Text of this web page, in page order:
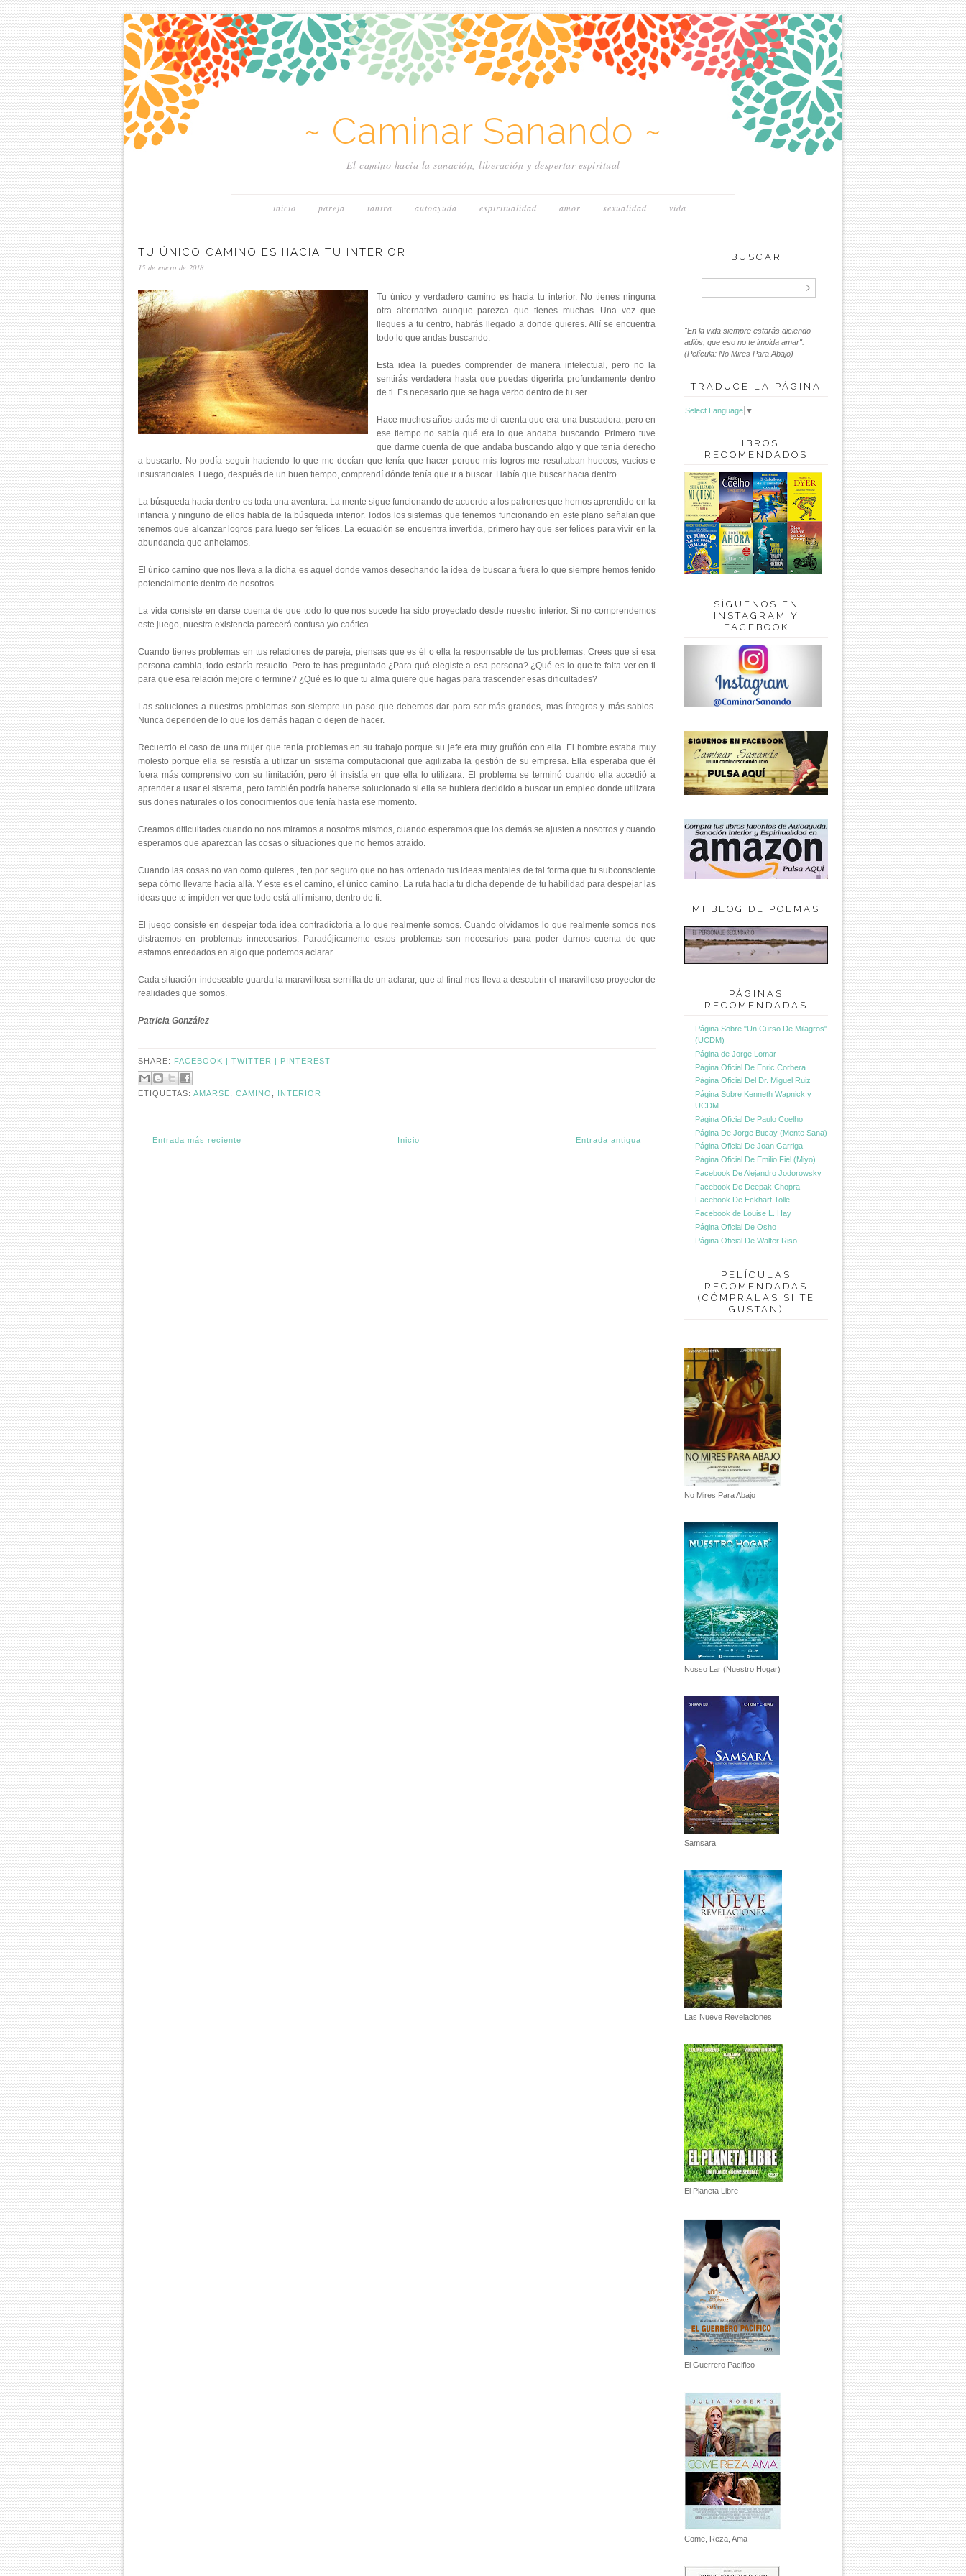
~ Caminar Sanando ~
El camino hacia la sanación, liberación y despertar espiritual
inicio pareja tantra autoayuda espiritualidad amor sexualidad vida
TU ÚNICO CAMINO ES HACIA TU INTERIOR
15 de enero de 2018
Tu único y verdadero camino es hacia tu interior. No tienes ninguna
otra alternativa aunque parezca que tienes muchas. Una vez que
llegues a tu centro, habrás llegado a donde quieres. Allí se encuentra
todo lo que andas buscando.
Esta idea la puedes comprender de manera intelectual, pero no la
sentirás verdadera hasta que puedas digerirla profundamente dentro
de ti. Es necesario que se haga verbo dentro de tu ser.
Hace muchos años atrás me di cuenta que era una buscadora, pero en
ese tiempo no sabía qué era lo que andaba buscando. Primero tuve
que darme cuenta de que andaba buscando algo y que tenía derecho
a buscarlo. No podía seguir haciendo lo que me decían que tenía que hacer porque mis logros me resultaban huecos, vacios e
insustanciales. Luego, después de un buen tiempo, comprendí dónde tenía que ir a buscar. Había que buscar hacia dentro.
La búsqueda hacia dentro es toda una aventura. La mente sigue funcionando de acuerdo a los patrones que hemos aprendido en la
infancia y ninguno de ellos habla de la búsqueda interior. Todos los sistemas que tenemos funcionando en este plano señalan que
tenemos que alcanzar logros para luego ser felices. La ecuación se encuentra invertida, primero hay que ser felices para vivir en la
abundancia que anhelamos.
El único camino que nos lleva a la dicha es aquel donde vamos desechando la idea de buscar a fuera lo que siempre hemos tenido
potencialmente dentro de nosotros.
La vida consiste en darse cuenta de que todo lo que nos sucede ha sido proyectado desde nuestro interior. Si no comprendemos
este juego, nuestra existencia parecerá confusa y/o caótica.
Cuando tienes problemas en tus relaciones de pareja, piensas que es él o ella la responsable de tus problemas. Crees que si esa
persona cambia, todo estaría resuelto. Pero te has preguntado ¿Para qué elegiste a esa persona? ¿Qué es lo que te falta ver en ti
para que esa relación mejore o termine? ¿Qué es lo que tu alma quiere que hagas para trascender esas dificultades?
Las soluciones a nuestros problemas son siempre un paso que debemos dar para ser más grandes, mas íntegros y más sabios.
Nunca dependen de lo que los demás hagan o dejen de hacer.
Recuerdo el caso de una mujer que tenía problemas en su trabajo porque su jefe era muy gruñón con ella. El hombre estaba muy
molesto porque ella se resistía a utilizar un sistema computacional que agilizaba la gestión de su empresa. Ella esperaba que él
fuera más comprensivo con su limitación, pero él insistía en que ella lo utilizara. El problema se terminó cuando ella accedió a
aprender a usar el sistema, pero también podría haberse solucionado si ella se hubiera decidido a buscar un empleo donde utilizara
sus dones naturales o los conocimientos que tenía hasta ese momento.
Creamos dificultades cuando no nos miramos a nosotros mismos, cuando esperamos que los demás se ajusten a nosotros y cuando
esperamos que aparezcan las cosas o situaciones que no hemos atraído.
Cuando las cosas no van como quieres , ten por seguro que no has ordenado tus ideas mentales de tal forma que tu subconsciente
sepa cómo llevarte hacia allá. Y este es el camino, el único camino. La ruta hacia tu dicha depende de tu habilidad para despejar las
ideas que te impiden ver que todo está allí mismo, dentro de ti.
El juego consiste en despejar toda idea contradictoria a lo que realmente somos. Cuando olvidamos lo que realmente somos nos
distraemos en problemas innecesarios. Paradójicamente estos problemas son necesarios para poder darnos cuenta de que
estamos enredados en algo que podemos aclarar.
Cada situación indeseable guarda la maravillosa semilla de un aclarar, que al final nos lleva a descubrir el maravilloso proyector de
realidades que somos.
Patricia González
SHARE: FACEBOOK | TWITTER | PINTEREST
ETIQUETAS: AMARSE CAMINO INTERIOR
Entrada más reciente Entrada antigua
Inicio
BUSCAR
"En la vida siempre estarás diciendo
adiós, que eso no te impida amar".
(Película: No Mires Para Abajo)
TRADUCE LA PÁGINA
Select Language ▼
LIBROS
RECOMENDADOS
SÍGUENOS EN
INSTAGRAM Y
FACEBOOK
MI BLOG DE POEMAS
PÁGINAS
RECOMENDADAS
Página Sobre "Un Curso De Milagros"
(UCDM)
Página de Jorge Lomar
Página Oficial De Enric Corbera
Página Oficial Del Dr. Miguel Ruiz
Página Sobre Kenneth Wapnick y
UCDM
Página Oficial De Paulo Coelho
Página De Jorge Bucay (Mente Sana)
Página Oficial De Joan Garriga
Página Oficial De Emilio Fiel (Miyo)
Facebook De Alejandro Jodorowsky
Facebook De Deepak Chopra
Facebook De Eckhart Tolle
Facebook de Louise L. Hay
Página Oficial De Osho
Página Oficial De Walter Riso
PELÍCULAS
RECOMENDADAS
(CÓMPRALAS SI TE
GUSTAN)
No Mires Para Abajo
Nosso Lar (Nuestro Hogar)
Samsara
Las Nueve Revelaciones
El Planeta Libre
El Guerrero Pacifico
Come, Reza, Ama